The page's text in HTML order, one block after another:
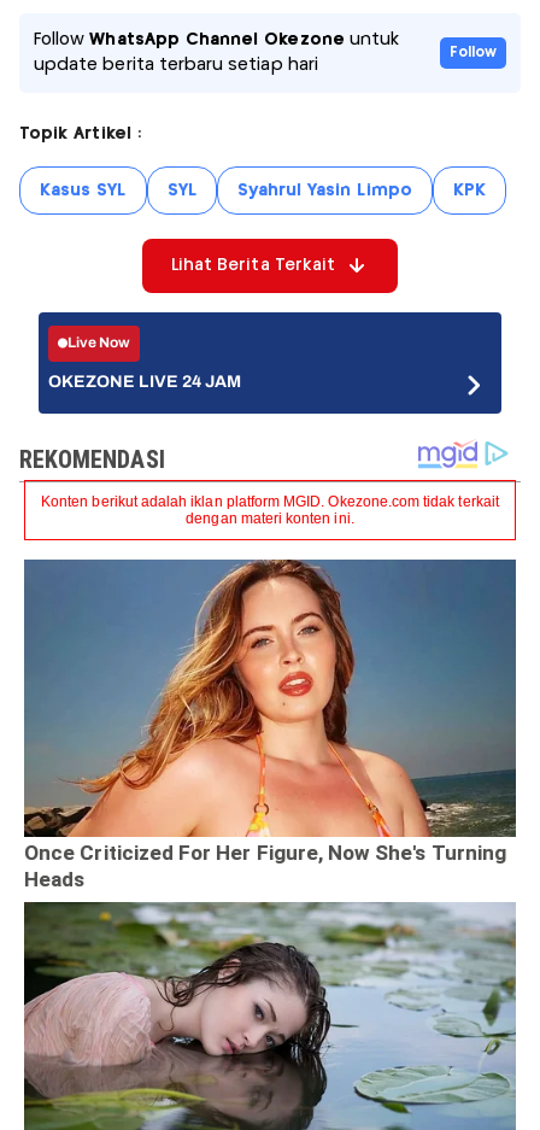
FollowWhatsApp Channel Okezone untuk
update berita terbaru setiap hari
Follow
Topik Artikel :
Kasus SYL SYL Syahrul Yasin Limpo KPK
Lihat Berita Terkait
Live Now
OKEZONE LIVE 24 JAM